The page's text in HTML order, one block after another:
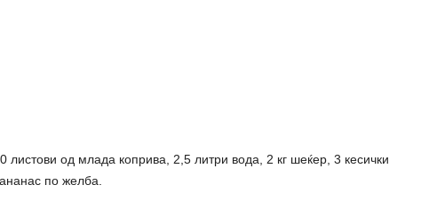
листови од млада коприва, 2,5 литри вода, 2 кг шеќер, 3 кесички
по желба.